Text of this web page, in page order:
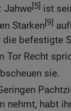
Jahwe[5] ist
Starken[9]
befestigte
Tor Recht
sie.
nehmt, habt